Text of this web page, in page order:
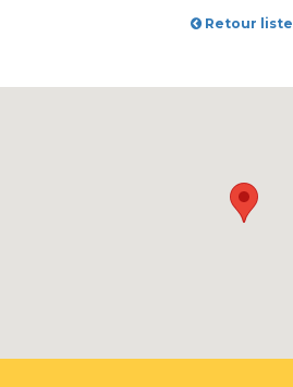
Retour liste